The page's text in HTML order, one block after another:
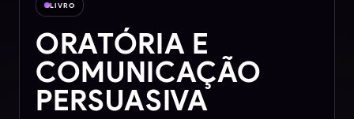
LIVRO
ORATÓRIA E
COMUNICAÇÃO
PERSUASIVA